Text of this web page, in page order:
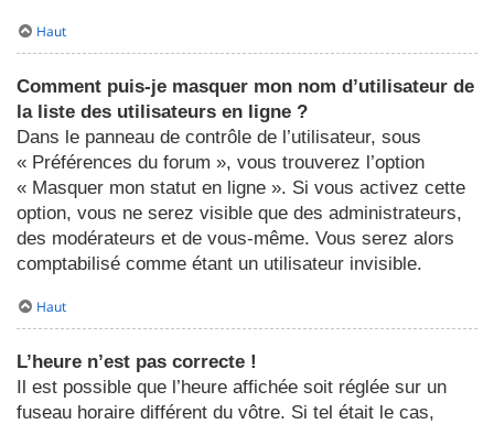
Haut
Comment puis-je masquer mon nom d’utilisateur de
la liste des utilisateurs en ligne ?
Dans le panneau de contrôle de l’utilisateur, sous
« Préférences du forum », vous trouverez l’option
« Masquer mon statut en ligne ». Si vous activez cette
option, vous ne serez visible que des administrateurs,
des modérateurs et de vous-même. Vous serez alors
comptabilisé comme étant un utilisateur invisible.
Haut
L’heure n’est pas correcte !
Il est possible que l’heure affichée soit réglée sur un
fuseau horaire différent du vôtre. Si tel était le cas,